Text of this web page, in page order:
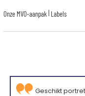
Onze MVO-aanpak | Labels
Geschikt